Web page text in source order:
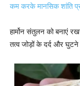
कम करके मानसिक शांति
हार्मोन संतुलन को बनाएं
तत्व जोड़ों के दर्द और